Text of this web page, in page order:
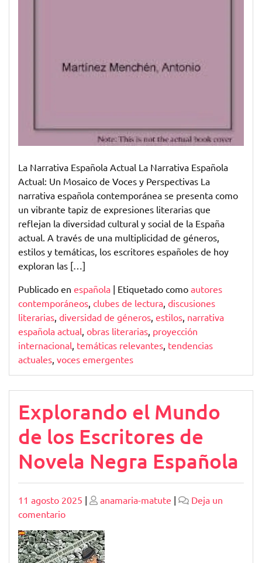
La Narrativa Española Actual La Narrativa Española
Actual: Un Mosaico de Voces y Perspectivas La
narrativa española contemporánea se presenta como
un vibrante tapiz de expresiones literarias que
reflejan la diversidad cultural y social de la España
actual. A través de una multiplicidad de géneros,
estilos y temáticas, los escritores españoles de hoy
exploran las […]
Publicado en española | Etiquetado como autores
contemporáneos, clubes de lectura, discusiones
literarias, diversidad de géneros, estilos, narrativa
española actual, obras literarias, proyección
internacional, temáticas relevantes, tendencias
actuales, voces emergentes
Explorando el Mundo
de los Escritores de
Novela Negra Española
Publicado
11 agosto 2025 | Publicado
anamaria-matute |
Deja un
comentarioen
Explorando
el
Mundo